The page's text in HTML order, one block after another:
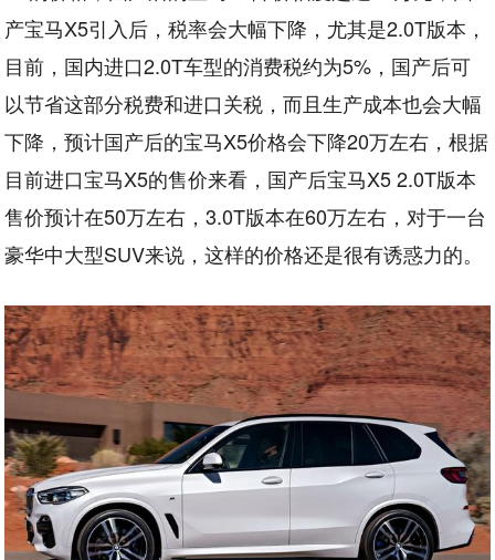
产宝马X5引入后，税率会大幅下降，尤其是2.0T版本，
目前，国内进口2.0T车型的消费税约为5%，国产后可
以节省这部分税费和进口关税，而且生产成本也会大幅
下降，预计国产后的宝马X5价格会下降20万左右，根据
目前进口宝马X5的售价来看，国产后宝马X5 2.0T版本
售价预计在50万左右，3.0T版本在60万左右，对于一台
豪华中大型SUV来说，这样的价格还是很有诱惑力的。